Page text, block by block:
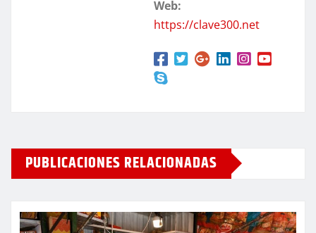
Web:
https://clave300.net
PUBLICACIONES RELACIONADAS